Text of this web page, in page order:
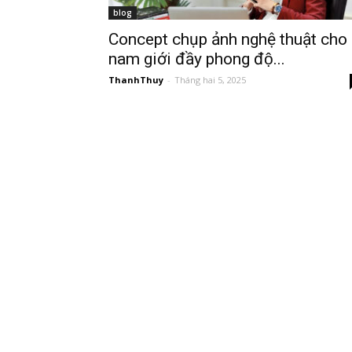
blog
Concept chụp ảnh nghệ thuật cho
nam giới đầy phong độ...
ThanhThuy - Tháng hai 5, 2025